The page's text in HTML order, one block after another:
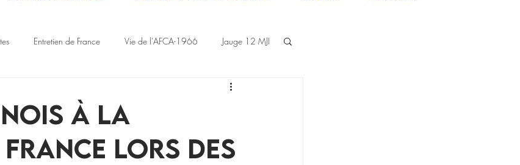
Entretien de France Vie de l'AFCA-1966 Jauge 12 MJI
à la
lors des